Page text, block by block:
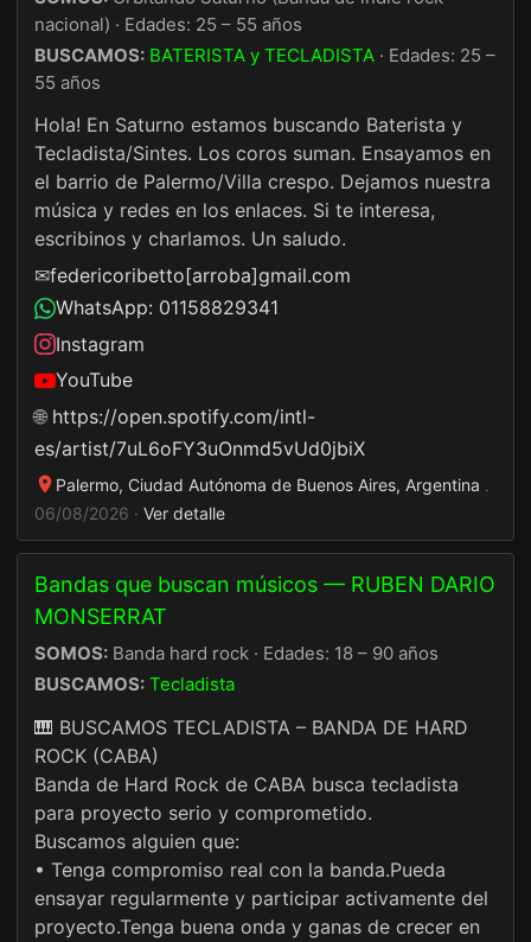
nacional) · Edades: 25 – 55 años
BUSCAMOS: BATERISTA y TECLADISTA · Edades: 25 –
55 años
Hola! En Saturno estamos buscando Baterista y
Tecladista/Sintes. Los coros suman. Ensayamos en
el barrio de Palermo/Villa crespo. Dejamos nuestra
música y redes en los enlaces. Si te interesa,
escribinos y charlamos. Un saludo.
✉federicoribetto[arroba]gmail.com
WhatsApp: 01158829341
Instagram
YouTube
🌐 https://open.spotify.com/intl-
es/artist/7uL6oFY3uOnmd5vUd0jbiX
Palermo, Ciudad Autónoma de Buenos Aires, Argentina ·
06/08/2026 · Ver detalle
Bandas que buscan músicos — RUBEN DARIO
MONSERRAT
SOMOS: Banda hard rock · Edades: 18 – 90 años
BUSCAMOS: Tecladista
🎹 BUSCAMOS TECLADISTA – BANDA DE HARD
ROCK (CABA)
Banda de Hard Rock de CABA busca tecladista
para proyecto serio y comprometido.
Buscamos alguien que:
• Tenga compromiso real con la banda.Pueda
ensayar regularmente y participar activamente del
proyecto.Tenga buena onda y ganas de crecer en